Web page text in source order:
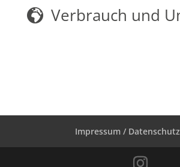
Verbrauch und
Impressum / Datenschutz